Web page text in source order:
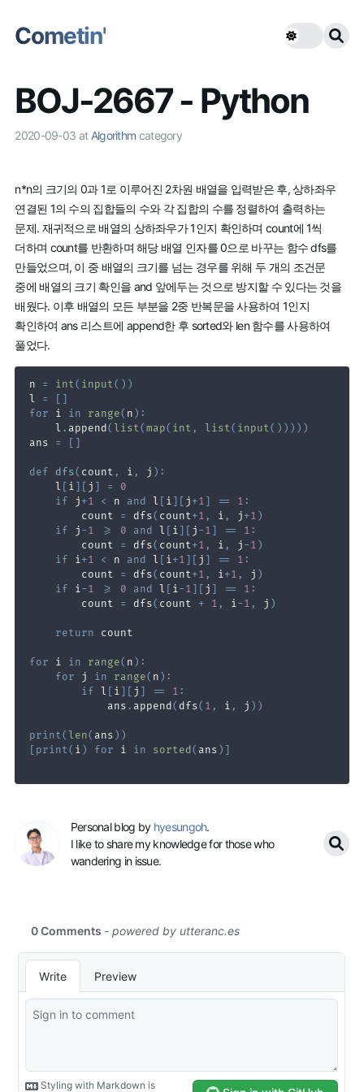
Cometin'
BOJ-2667 - Python
2020-09-03 at Algorithm category
n*n의 크기의 0과 1로 이루어진 2차원 배열을 입력받은 후, 상하좌우
연결된 1의 수의 집합들의 수와 각 집합의 수를 정렬하여 출력하는
문제. 재귀적으로 배열의 상하좌우가 1인지 확인하며 count에 1씩
더하며 count를 반환하며 해당 배열 인자를 0으로 바꾸는 함수 dfs를
만들었으며, 이 중 배열의 크기를 넘는 경우를 위해 두 개의 조건문
중에 배열의 크기 확인을 and 앞에두는 것으로 방지할 수 있다는 것을
배웠다. 이후 배열의 모든 부분을 2중 반복문을 사용하여 1인지
확인하여 ans 리스트에 append한 후 sorted와 len 함수를 사용하여
풀었다.
n = int( input( ) )
l = [ ]
for i in range( n ) :
    l
. append (list(map( int , list( input( ) ) ) ) )
ans = [ ]
def dfs( count , i , j ) :
    l
[ i ] [ j ] =
0
if j +1 < n and l [ i ] [ j +1 ] == 1 :
        count
= dfs( count+1 , i , j +1 )
if j -1 >= 0 and l [ i ] [ j -1 ] == 1 :
        count
= dfs( count+1 , i , j -1 )
if i+1 < n and l [ i+1 ] [ j ] == 1 :
        count
= dfs( count+1 , i+1 , j )
if i-1 >= 0 and l [ i-1 ] [ j ] == 1 :
        count
= dfs( count + 1 , i-1 , j )
return
for i in range( n ) :
for j in range( n ) :
if l [ i ] [ j ] == 1 :
            ans
. append (dfs( 1 , i , j ) )
print(len( ans ) )
[ print( i ) for i in sorted ( ans ) ]
Personal blog by hyesungoh.
I like to share my knowledge for those who
wandering in issue.